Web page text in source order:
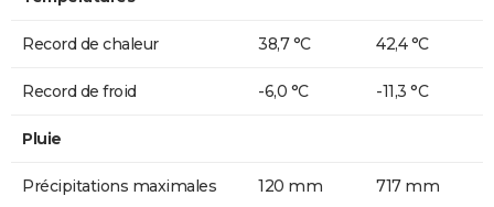
Record de chaleur 38,7 °C 42,4 °C
Record de froid -6,0 °C -11,3 °C
Pluie
Précipitations maximales 120 mm 717 mm